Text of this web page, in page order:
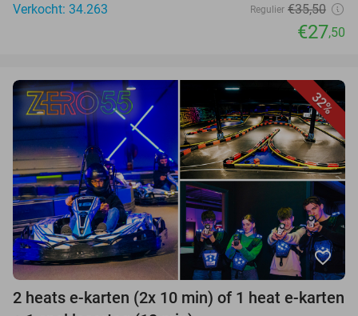
Verkocht: 34.263
Regulier €35,50
€27,50
32%
favorite_border
2 heats e-karten (2x 10 min) of 1 heat e-karten